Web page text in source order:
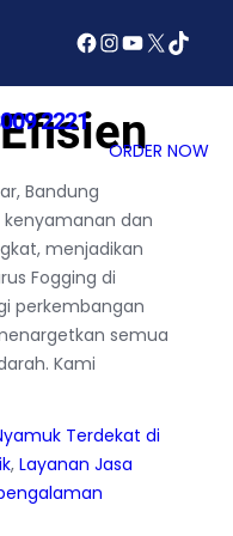
Facebook
Instagram
YouTube
X TikTok
2221
ORDER NOW
Bandung
dan
menjadikan
Fogging di
perkembangan
semua
Kami
Terdekat di
, Layanan Jasa